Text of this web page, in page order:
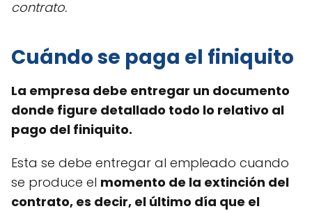
contrato.
Cuándo se paga el finiquito
La empresa debe entregar un documento
donde figure detallado todo lo relativo al
pago del finiquito.
Esta se debe entregar al empleado cuando
se produce el momento de la extinción del
contrato, es decir, el último día que el